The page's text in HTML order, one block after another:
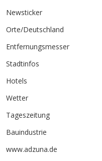
Newsticker
Orte/Deutschland
Entfernungsmesser
Stadtinfos
Hotels
Wetter
Tageszeitung
Bauindustrie
www.adzuna.de